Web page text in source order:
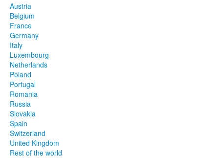
Austria
Belgium
France
Germany
Italy
Luxembourg
Netherlands
Poland
Portugal
Romania
Russia
Slovakia
Spain
Switzerland
United Kingdom
Rest of the world